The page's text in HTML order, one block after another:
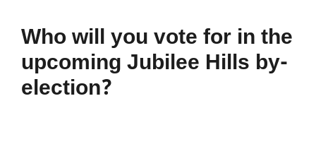
Who will you vote for in the
upcoming Jubilee Hills by-
election?